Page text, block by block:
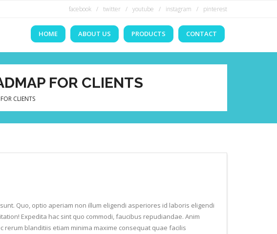
facebook twitter youtube instagram pinterest
HOME ABOUT US PRODUCTS CONTACT
FOR CLIENTS
CLIENTS
Quo, optio aperiam non illum eligendi asperiores id laboris eligendi
Expedita hac sint quo commodi, faucibus repudiandae. Anim
blanditiis etiam minima maxime consequat quae facilis